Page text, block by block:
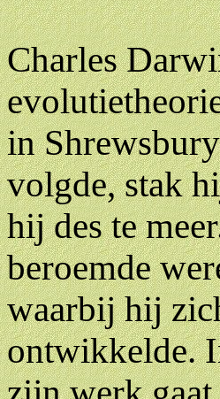
Charles
in
volgde, stak
hij des te
beroemde
waarbij hij
ontwikkelde.